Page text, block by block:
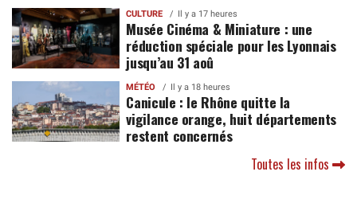
CULTURE Il y a 17 heures
Musée Cinéma & Miniature : une
réduction spéciale pour les Lyonnais
jusqu’au 31 aoû
MÉTÉO Il y a 18 heures
Canicule : le Rhône quitte la
vigilance orange, huit départements
restent concernés
Toutes les infos